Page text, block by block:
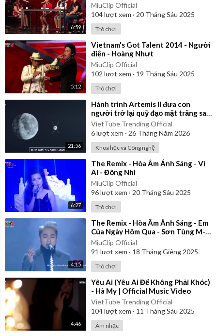
6:59
MiuClip Official
104lượt xem · 20 Tháng Sáu 2025
Trò chơi
5:12
⁣Vietnam's Got Talent 2014 - Người
điện - Hoàng Nhựt
MiuClip Official
102 lượt xem · 19 Tháng Sáu 2025
Trò chơi
21:56
⁣Hành trình Artemis II đưa con
người trở lại quỹ đạo mặt trăng sau
54 năm của NASA
VietTube Trending Official
6lượt xem · 26 Tháng Năm 2026
Khoa học và Công nghệ
6:27
⁣The Remix - Hòa Âm Ánh Sáng - Vì
Ai - Đông Nhi
MiuClip Official
96lượt xem · 20 Tháng Sáu 2025
Trò chơi
4:15
⁣The Remix - Hòa Âm Ánh Sáng - Em
Của Ngày Hôm Qua - Sơn Tùng M-
TP
MiuClip Official
91 lượt xem · 18 Tháng Giêng 2025
Trò chơi
4:46
⁣Yêu Ai (Yêu Ai Để Không Phải Khóc)
- Hà My | Official Music Video
VietTube Trending Official
104lượt xem · 11 Tháng Sáu 2025
Âm nhạc